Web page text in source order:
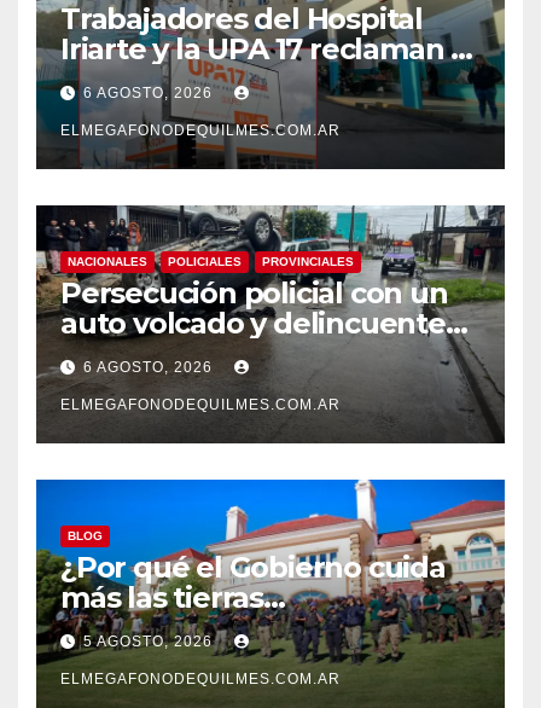
Trabajadores del Hospital
Iriarte y la UPA 17 reclaman el
pase a planta de becarios y
mejoras laborales
6 AGOSTO, 2026
ELMEGAFONODEQUILMES.COM.AR
NACIONALES POLICIALES PROVINCIALES
Persecución policial con un
auto volcado y delincuentes
detenidos en San Francisco
Solano
6 AGOSTO, 2026
ELMEGAFONODEQUILMES.COM.AR
BLOG
¿Por qué el Gobierno cuida
más las tierras
extranjerizadas que el
patrimonio de todos los
argentinos?
5 AGOSTO, 2026
ELMEGAFONODEQUILMES.COM.AR